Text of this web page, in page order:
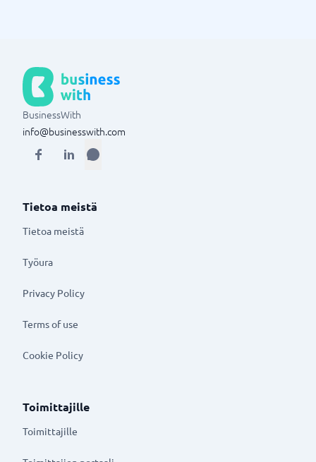
BusinessWith
info@businesswith.com
Tietoa meistä
Tietoa meistä
Työura
Privacy Policy
Terms of use
Cookie Policy
Toimittajille
Toimittajille